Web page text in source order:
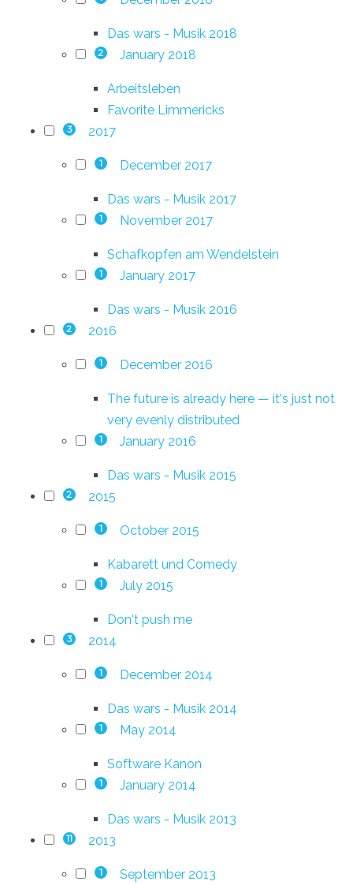
Das wars - Musik 2018
2 January 2018
Arbeitsleben
Favorite Limmericks
3 2017
1 December 2017
Das wars - Musik 2017
1 November 2017
Schafkopfen am Wendelstein
1 January 2017
Das wars - Musik 2016
2 2016
1 December 2016
The future is already here — it's just not
very evenly distributed
1 January 2016
Das wars - Musik 2015
2 2015
1 October 2015
Kabarett und Comedy
1 July 2015
Don't push me
3 2014
1 December 2014
Das wars - Musik 2014
1 May 2014
Software Kanon
1 January 2014
Das wars - Musik 2013
11 2013
1 September 2013